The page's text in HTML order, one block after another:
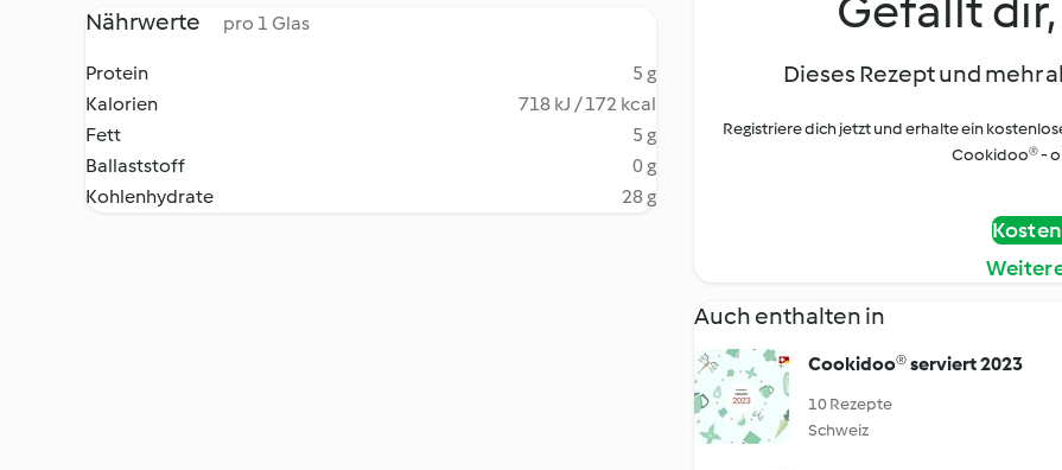
Nährwerte pro 1 Glas
Protein
5 g
Kalorien
718 kJ / 172 kcal
Fett
5 g
Ballaststoff
0 g
Kohlenhydrate
28 g
Dieses Rezept und mehr
Registriere dich jetzt und erhalte ein
Cookidoo® -
Auch enthalten in
Cookidoo® serviert 2023
10 Rezepte
Schweiz